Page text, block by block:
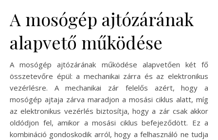
A mosógép ajtózárának
alapvető működése
A mosógép ajtózárának működése alapvetően két fő
összetevőre épül: a mechanikai zárra és az elektronikus
vezérlésre. A mechanikai zár felelős azért, hogy a
mosógép ajtaja zárva maradjon a mosási ciklus alatt, míg
az elektronikus vezérlés biztosítja, hogy a zár csak akkor
oldódjon fel, amikor a mosási ciklus befejeződött. Ez a
kombináció gondoskodik arról, hogy a felhasználó ne tudja